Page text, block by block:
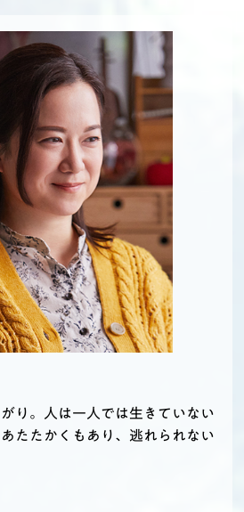
り。人は一人では生きていない
たたかくもあり、逃れられない